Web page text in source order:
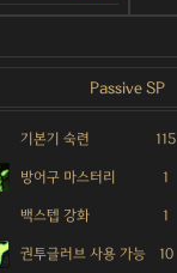
Passive SP
기본기 숙련 115
방어구 마스터리 1
백스텝 강화 1
권투글러브 사용 가능 10